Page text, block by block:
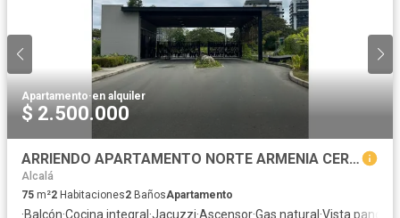
Apartamento·en alquiler
$ 2.500.000
ARRIENDO APARTAMENTO NORTE ARMENIA CERCA CLINICAS
Alcalá
75 m²2 Habitaciones2 BañosApartamento
·Balcón·Cocina integral ·Jacuzzi·Ascensor·Gas natural ·Vista